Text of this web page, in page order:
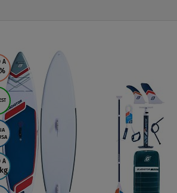
A
A